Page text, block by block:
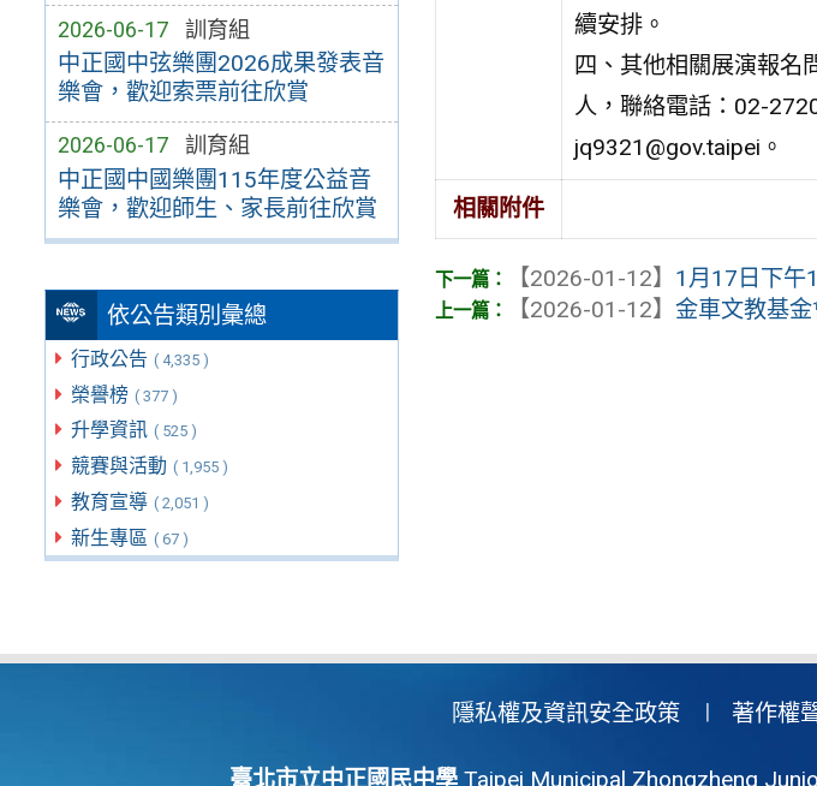
2026-06-17 訓育組
中正國中弦樂團2026成果發表音
樂會，歡迎索票前往欣賞
2026-06-17 訓育組
中正國中國樂團115年度公益音
樂會，歡迎師生、家長前往欣賞
依公告類別彙總
行政公告 ( 4,335 )
榮譽榜 ( 377 )
升學資訊 ( 525 )
競賽與活動 ( 1,955 )
教育宣導 ( 2,051 )
新生專區 ( 67 )
續安排。
四、其他相關展演報名
人，聯絡電話：02-
jq9321@gov.taipei。
相關附件
【2026-01-12】 1月17日下午
【2026-01-12】金車文教基
隱私權及資訊安全政策 著作權
臺北市立中正國民中學Taipei Municipal Zhongzheng